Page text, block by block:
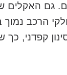
גם האקלים
הרכב נמוך
קפדני,